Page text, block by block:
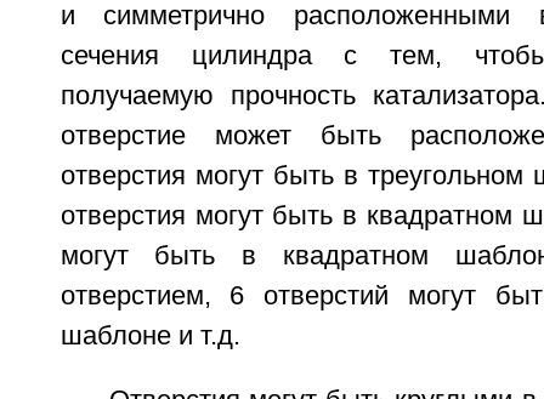
и симметрично расположенными
сечения цилиндра с тем, чтобы
получаемую прочность
отверстие может быть
отверстия могут быть в треугольном
отверстия могут быть в квадратном
могут быть в квадратном
отверстием, 6 отверстий могут
шаблоне и т.д.